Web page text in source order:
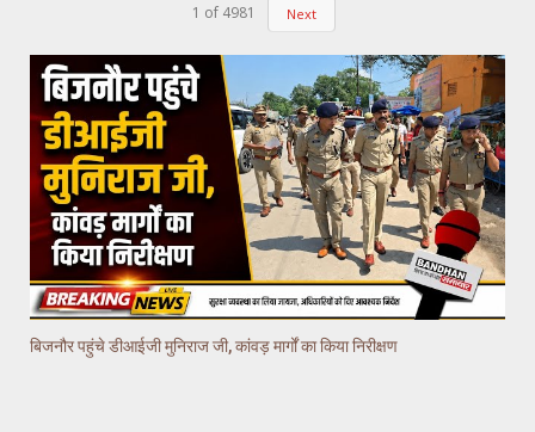
1 of 4981 Next
बिजनौर पहुंचे डीआईजी मुनिराज जी, कांवड़ मार्गों का किया निरीक्षण